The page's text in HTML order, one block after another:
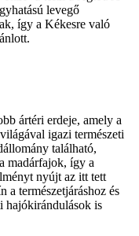
levegő
így a Kékesre való
ártéri erdeje, amely a
igazi természeti
található,
madárfajok, így a
nyújt az itt tett
a természetjáráshoz és
hajókirándulások is